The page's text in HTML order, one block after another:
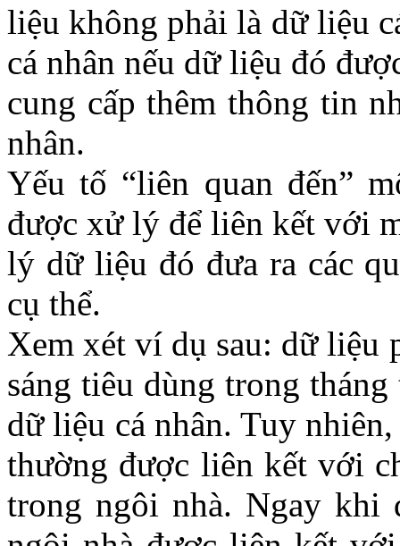
liệu không phải là dữ liệu
cá nhân nếu dữ liệu đó
cung cấp thêm thông tin
nhân.
Yếu tố “liên quan đến”
được xử lý để liên kết với
lý dữ liệu đó đưa ra các
cụ thể.
Xem xét ví dụ sau: dữ liệu
sáng tiêu dùng trong
dữ liệu cá nhân. Tuy
thường được liên kết với
trong ngôi nhà. Ngay